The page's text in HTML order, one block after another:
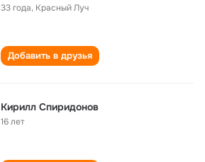
33 года, Красный Луч
Добавить в друзья
Кирилл Спиридонов
16 лет